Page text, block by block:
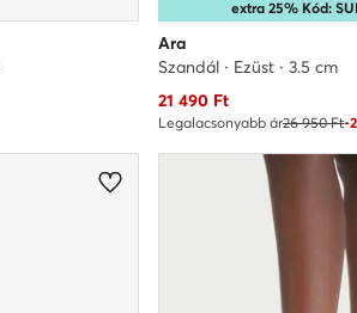
extra 25% Kód:
Ara
Szandál · Ezüst · 3.5 cm
Aktuális ár
21 490Ft
Legalacsonyabb ár26 950 Ft-